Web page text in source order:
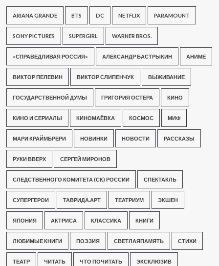
ARIANA GRANDE BTS DC NETFLIX PARAMOUNT
SONY PICTURES SUPERGIRL WARNER BROS.
«СПРАВЕДЛИВАЯ РОССИЯ» АЛЕКСАНДР БАСТРЫКИН АНИМЕ
ВИКТОР ПЕЛЕВИН ВИКТОР СЛИПЕНЧУК ВЫЖИВАНИЕ
ГОСУДАРСТВЕННОЙ ДУМЫ ГРИГОРИЯ ОСТЕРА КИНО
КИНО И СЕРИАЛЫ КИНОМАЁВКА КОСМОС МИФ
МАРИ КРАЙМБРЕРИ НОВИНКИ НОВОСТИ РАССКАЗЫ
РУКИ ВВЕРХ СЕРГЕЙ МИРОНОВ
СЛЕДСТВЕННОГО КОМИТЕТА (СК) РОССИИ СПЕКТАКЛЬ
СУПЕРГЕРОИ ТАВРИДА.АРТ ТЕАТРИУМ ЭКШЕН
ЯПОНИЯ АКТРИСА КЛАССИКА КНИГИ
ЛЮБИМЫЕ КНИГИ ПОЭЗИЯ СВЕТЛАЯПАМЯТЬ СТИХИ
ТЕАТР ЧИТАТЬ ЧТО ПОЧИТАТЬ ЭКСКЛЮЗИВ